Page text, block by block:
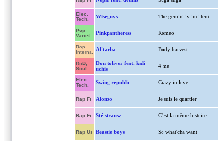
Elec.
Tech.
Wiseguys The gemini iv incident
Pop
Variet
Pinkpantheress Romeo
Rap
Interna.
Al'tarba Body harvest
RnB,
Soul
Don toliver feat. kali
uchis
4 me
Elec.
Tech.
Swing republic Crazy in love
Rap Fr Alonzo Je suis le quartier
Rap Fr Sté strausz C'est la même histoire
Rap Us Beastie boys So what'cha want